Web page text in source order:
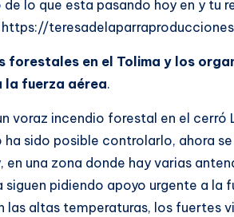
lo que esta pasando hoy en y tu
https://
forestales en el Tolima y los
la fuerza aérea.
voraz incendio forestal en el cerró
sido posible controlarlo, ahora
en una zona donde hay varias
siguen pidiendo apoyo urgente a la
las altas temperaturas, los fuertes